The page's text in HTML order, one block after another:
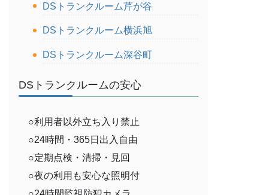
DSトランクルーム芹が谷
DSトランクルーム横浜旭
DSトランクルーム深谷町
DSトランクルームの安心
○利用者以外立ち入り禁止
○24時間・365日出入自由
○定期点検・清掃・見回
○夜の利用も安心な照明付